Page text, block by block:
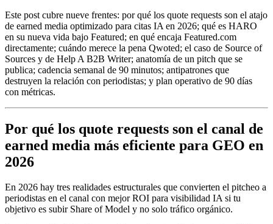
Este post cubre nueve frentes: por qué los quote requests son el atajo
de earned media optimizado para citas IA en 2026; qué es HARO
en su nueva vida bajo Featured; en qué encaja Featured.com
directamente; cuándo merece la pena Qwoted; el caso de Source of
Sources y de Help A B2B Writer; anatomía de un pitch que se
publica; cadencia semanal de 90 minutos; antipatrones que
destruyen la relación con periodistas; y plan operativo de 90 días
con métricas.
Por qué los quote requests son el canal de
earned media más eficiente para GEO en
2026
En 2026 hay tres realidades estructurales que convierten el pitcheo a
periodistas en el canal con mejor ROI para visibilidad IA si tu
objetivo es subir Share of Model y no solo tráfico orgánico.